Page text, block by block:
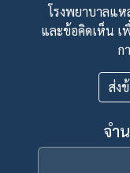
โรงพยาบาลแ
และข้อคิดเห็น
ก
ส่ง
จำ